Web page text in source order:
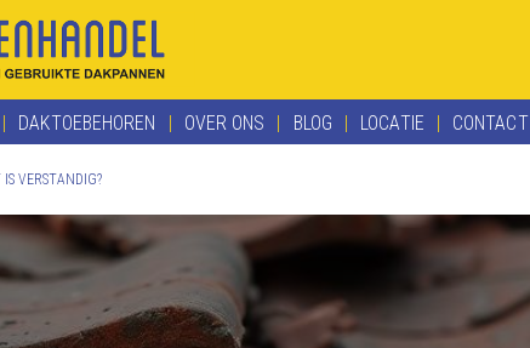
DAKTOEBEHOREN OVER ONS BLOG LOCATIE CONTACT
VERSTANDIG?